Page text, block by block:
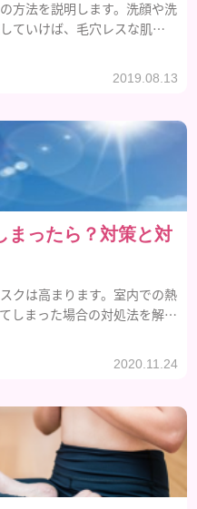
方法を説明します。洗顔や洗
ていけば、毛穴レスな肌を
2019.08.13
まったら？対策と対
クは高まります。室内での熱
しまった場合の対処法を解説
2020.11.24